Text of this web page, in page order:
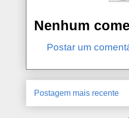
Nenhum
Postar um
Postagem mais recente